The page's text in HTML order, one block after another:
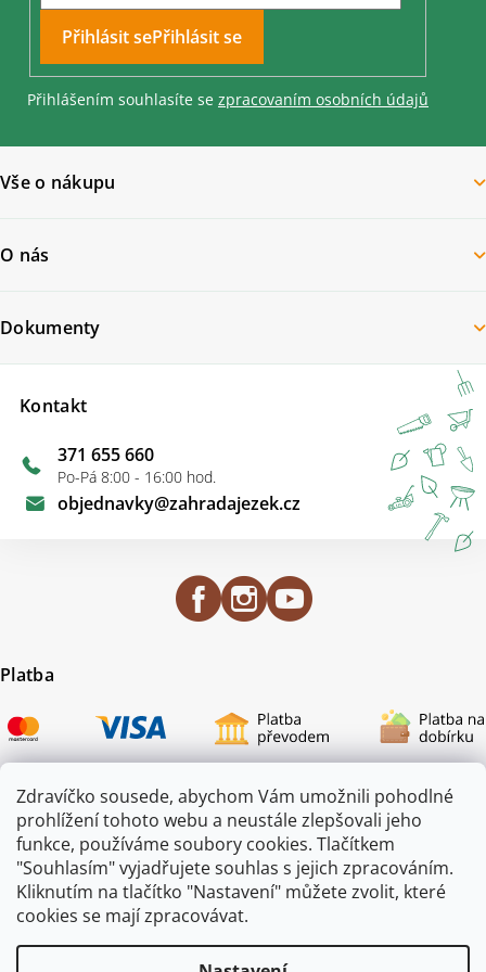
Zdravíčko sousede, abychom Vám umožnili pohodlné
prohlížení tohoto webu a neustále zlepšovali jeho
funkce, používáme soubory cookies. Tlačítkem
"Souhlasím" vyjadřujete souhlas s jejich zpracováním.
Kliknutím na tlačítko "Nastavení" můžete zvolit, které
cookies se mají zpracovávat.
Přihlásit se
Přihlášením souhlasíte se zpracovaním osobních údajů
Vše o nákupu
O nás
Kontakt
objednavky@zahradajezek.cz
371 655 660
Po-Pá 8:00 - 16:00 hod.
Dokumenty
Platba
Certifikace